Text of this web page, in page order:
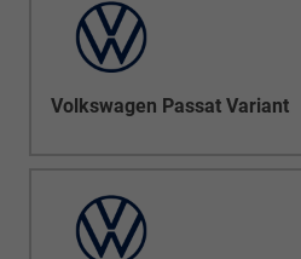
Volkswagen Passat Variant